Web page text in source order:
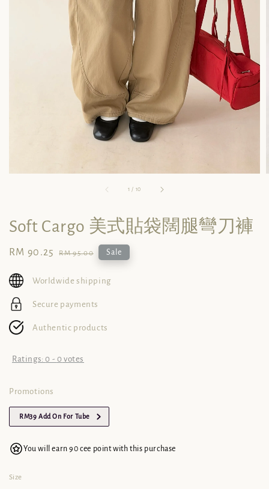
1 / 10
Soft Cargo 美式貼袋闊腿彎刀褲
Sale
RM 90.25 Regular
RM 95.00 Sale
Worldwide shipping
Secure payments
Authentic products
Ratings:0 - 0 votes
Promotions
RM39 Add On For Tube
You will earn 90 cee point with this purchase
Size